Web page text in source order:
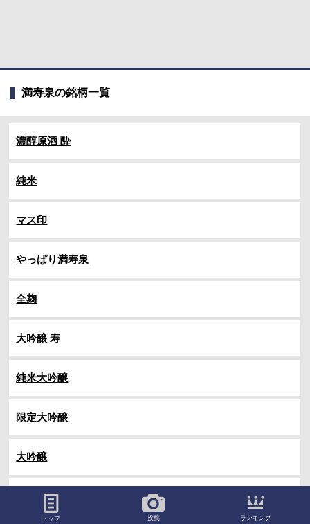
満寿泉の銘柄一覧
濃醇原酒 酔
純米
マス印
やっぱり満寿泉
全麹
大吟醸 寿
純米大吟醸
限定大吟醸
大吟醸
特撰大吟醸
トップ 投稿 ランキング